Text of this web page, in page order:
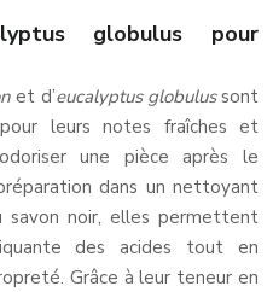
globulus pour
et d’eucalyptus globulussont
leurs notes fraîches et
une pièce après le
dans un nettoyant
savon noir, elles permettent
des acides tout en
Grâce à leur teneur en